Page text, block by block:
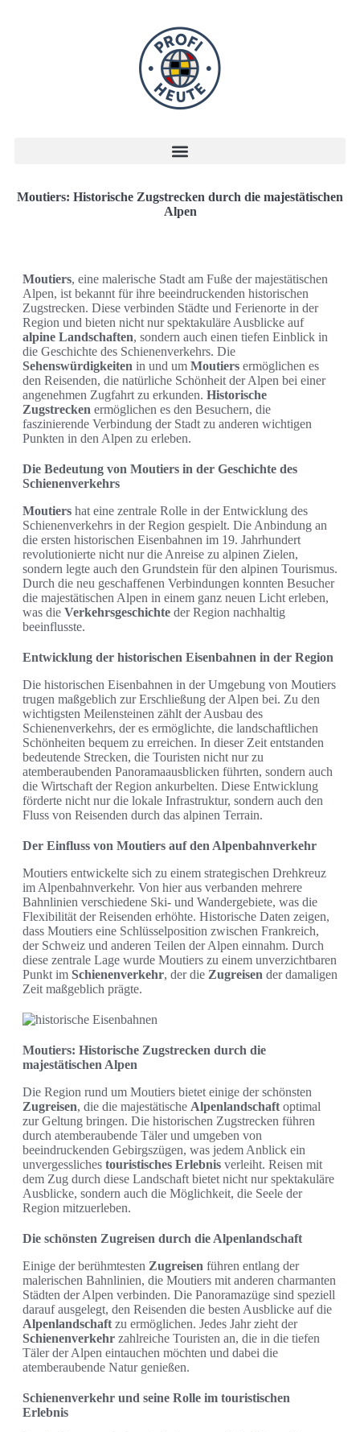
Moutiers: Historische Zugstrecken durch die majestätischen
Alpen
Moutiers, eine malerische Stadt am Fuße der majestätischen
Alpen, ist bekannt für ihre beeindruckenden historischen
Zugstrecken. Diese verbinden Städte und Ferienorte in der
Region und bieten nicht nur spektakuläre Ausblicke auf
alpine Landschaften, sondern auch einen tiefen Einblick in
die Geschichte des Schienenverkehrs. Die
Sehenswürdigkeiten in und um Moutiers ermöglichen es
den Reisenden, die natürliche Schönheit der Alpen bei einer
angenehmen Zugfahrt zu erkunden. Historische
Zugstrecken ermöglichen es den Besuchern, die
faszinierende Verbindung der Stadt zu anderen wichtigen
Punkten in den Alpen zu erleben.
Die Bedeutung von Moutiers in der Geschichte des
Schienenverkehrs
Moutiers hat eine zentrale Rolle in der Entwicklung des
Schienenverkehrs in der Region gespielt. Die Anbindung an
die ersten historischen Eisenbahnen im 19. Jahrhundert
revolutionierte nicht nur die Anreise zu alpinen Zielen,
sondern legte auch den Grundstein für den alpinen Tourismus.
Durch die neu geschaffenen Verbindungen konnten Besucher
die majestätischen Alpen in einem ganz neuen Licht erleben,
was die Verkehrsgeschichte der Region nachhaltig
beeinflusste.
Entwicklung der historischen Eisenbahnen in der Region
Die historischen Eisenbahnen in der Umgebung von Moutiers
trugen maßgeblich zur Erschließung der Alpen bei. Zu den
wichtigsten Meilensteinen zählt der Ausbau des
Schienenverkehrs, der es ermöglichte, die landschaftlichen
Schönheiten bequem zu erreichen. In dieser Zeit entstanden
bedeutende Strecken, die Touristen nicht nur zu
atemberaubenden Panoramaausblicken führten, sondern auch
die Wirtschaft der Region ankurbelten. Diese Entwicklung
förderte nicht nur die lokale Infrastruktur, sondern auch den
Fluss von Reisenden durch das alpinen Terrain.
Der Einfluss von Moutiers auf den Alpenbahnverkehr
Moutiers entwickelte sich zu einem strategischen Drehkreuz
im Alpenbahnverkehr. Von hier aus verbanden mehrere
Bahnlinien verschiedene Ski- und Wandergebiete, was die
Flexibilität der Reisenden erhöhte. Historische Daten zeigen,
dass Moutiers eine Schlüsselposition zwischen Frankreich,
der Schweiz und anderen Teilen der Alpen einnahm. Durch
diese zentrale Lage wurde Moutiers zu einem unverzichtbaren
Punkt im Schienenverkehr, der die Zugreisen der damaligen
Zeit maßgeblich prägte.
Moutiers: Historische Zugstrecken durch die
majestätischen Alpen
Die Region rund um Moutiers bietet einige der schönsten
Zugreisen, die die majestätische Alpenlandschaft optimal
zur Geltung bringen. Die historischen Zugstrecken führen
durch atemberaubende Täler und umgeben von
beeindruckenden Gebirgszügen, was jedem Anblick ein
unvergessliches touristisches Erlebnis verleiht. Reisen mit
dem Zug durch diese Landschaft bietet nicht nur spektakuläre
Ausblicke, sondern auch die Möglichkeit, die Seele der
Region mitzuerleben.
Die schönsten Zugreisen durch die Alpenlandschaft
Einige der berühmtesten Zugreisen führen entlang der
malerischen Bahnlinien, die Moutiers mit anderen charmanten
Städten der Alpen verbinden. Die Panoramazüge sind speziell
darauf ausgelegt, den Reisenden die besten Ausblicke auf die
Alpenlandschaft zu ermöglichen. Jedes Jahr zieht der
Schienenverkehr zahlreiche Touristen an, die in die tiefen
Täler der Alpen eintauchen möchten und dabei die
atemberaubende Natur genießen.
Schienenverkehr und seine Rolle im touristischen
Erlebnis